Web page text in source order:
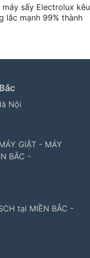
máy sấy Electrolux kêu
lắc mạnh 99% thành
Nội
GIẶT - MÁY
BẮC -
tại MIỀN BẮC -